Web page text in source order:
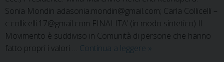
Sonia Mondin adasonia.mondin@gmail.com; Carla Collicelli –
c.collicelli.17@gmail.com FINALITA’ (in modo sintetico) Il
Movimento è suddiviso in Comunità di persone che hanno
fatto propri i valori … Continua a leggere MASCI
»